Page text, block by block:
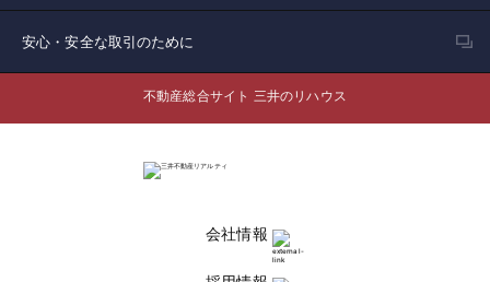
安心・安全な取引のために
不動産総合サイト 三井のリハウス
会社情報